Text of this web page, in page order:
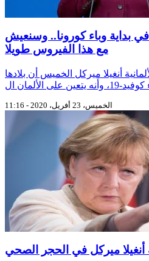
في بداية وباء كورونا.. وسنعيش
مع هذا الفيروس طويلا
أنغيلا ميركل الخميس أن بلادها
الخميس، 23 أفريل، 2020 - 11:16
أنغيلا ميركل في الحجر الصحي